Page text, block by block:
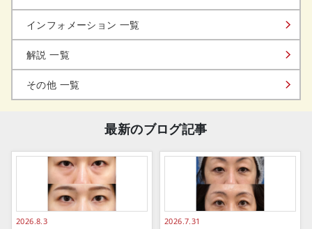
インフォメーション 一覧
解説 一覧
その他 一覧
最新のブログ記事
2026.8.3 2026.7.31